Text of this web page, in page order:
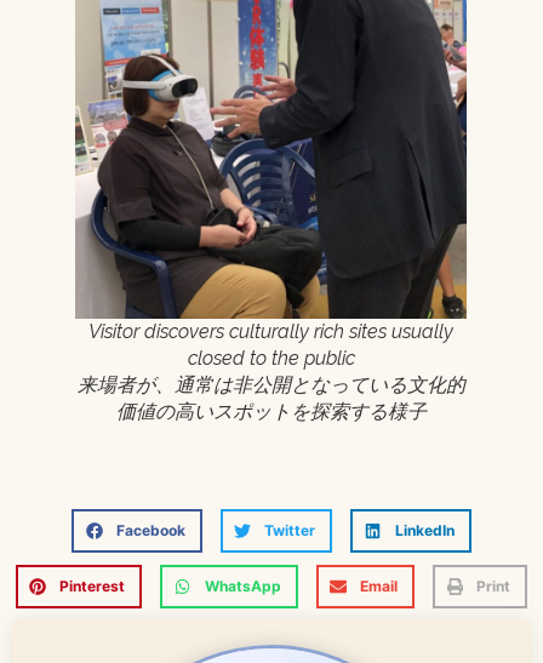
Visitor discovers culturally rich sites usually
closed to the public
来場者が、通常は非公開となっている文化的
価値の高いスポットを探索する様子
Facebook Twitter LinkedIn
Pinterest WhatsApp Email Print